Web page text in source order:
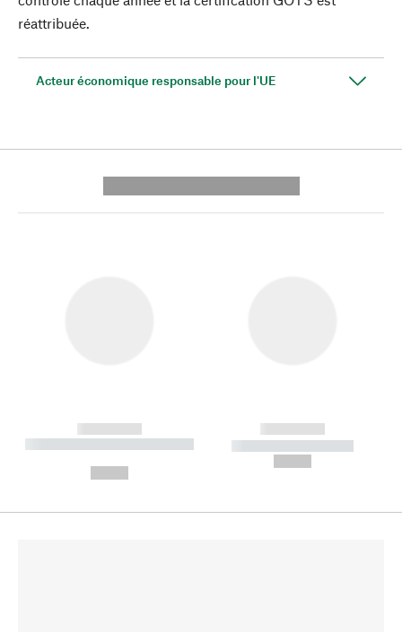
réattribuée.
Acteur économique responsable pour l'UE
------------
----------- ----------- --------
------------
----------- -----------